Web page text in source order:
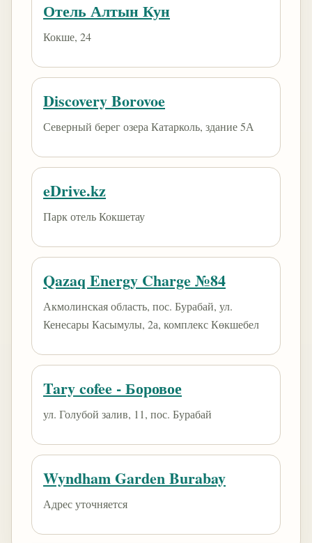
Отель Алтын Кун
Кокше, 24
Discovery Borovoe
Северный берег озера Катарколь, здание 5А
eDrive.kz
Парк отель Кокшетау
Qazaq Energy Charge №84
Акмолинская область, пос. Бурабай, ул.
Кенесары Касымулы, 2а, комплекс Көкшебел
Tary cofee - Боровое
ул. Голубой залив, 11, пос. Бурабай
Wyndham Garden Burabay
Адрес уточняется